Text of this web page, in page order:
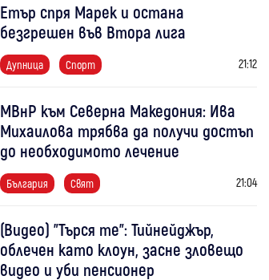
Етър спря Марек и остана
безгрешен във Втора лига
Дупница Спорт 21:12
МВнР към Северна Македония: Ива
Михаилова трябва да получи достъп
до необходимото лечение
България Свят 21:04
(Видео) "Търся те": Тийнейджър,
облечен като клоун, засне зловещо
видео и уби пенсионер